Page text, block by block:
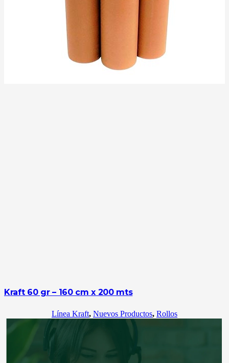
Kraft 60 gr – 160 cm x 200 mts
Línea Kraft, Nuevos Productos, Rollos